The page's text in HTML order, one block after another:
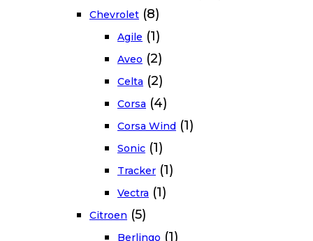
Chevrolet (8)
Agile (1)
Aveo (2)
Celta (2)
Corsa (4)
Corsa Wind (1)
Sonic (1)
Tracker (1)
Vectra (1)
Citroen (5)
Berlingo (1)